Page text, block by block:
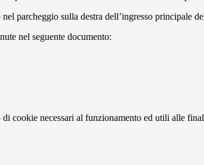
parcheggio sulla destra dell’ingresso principale
nel seguente documento:
cookie necessari al funzionamento ed utili alle